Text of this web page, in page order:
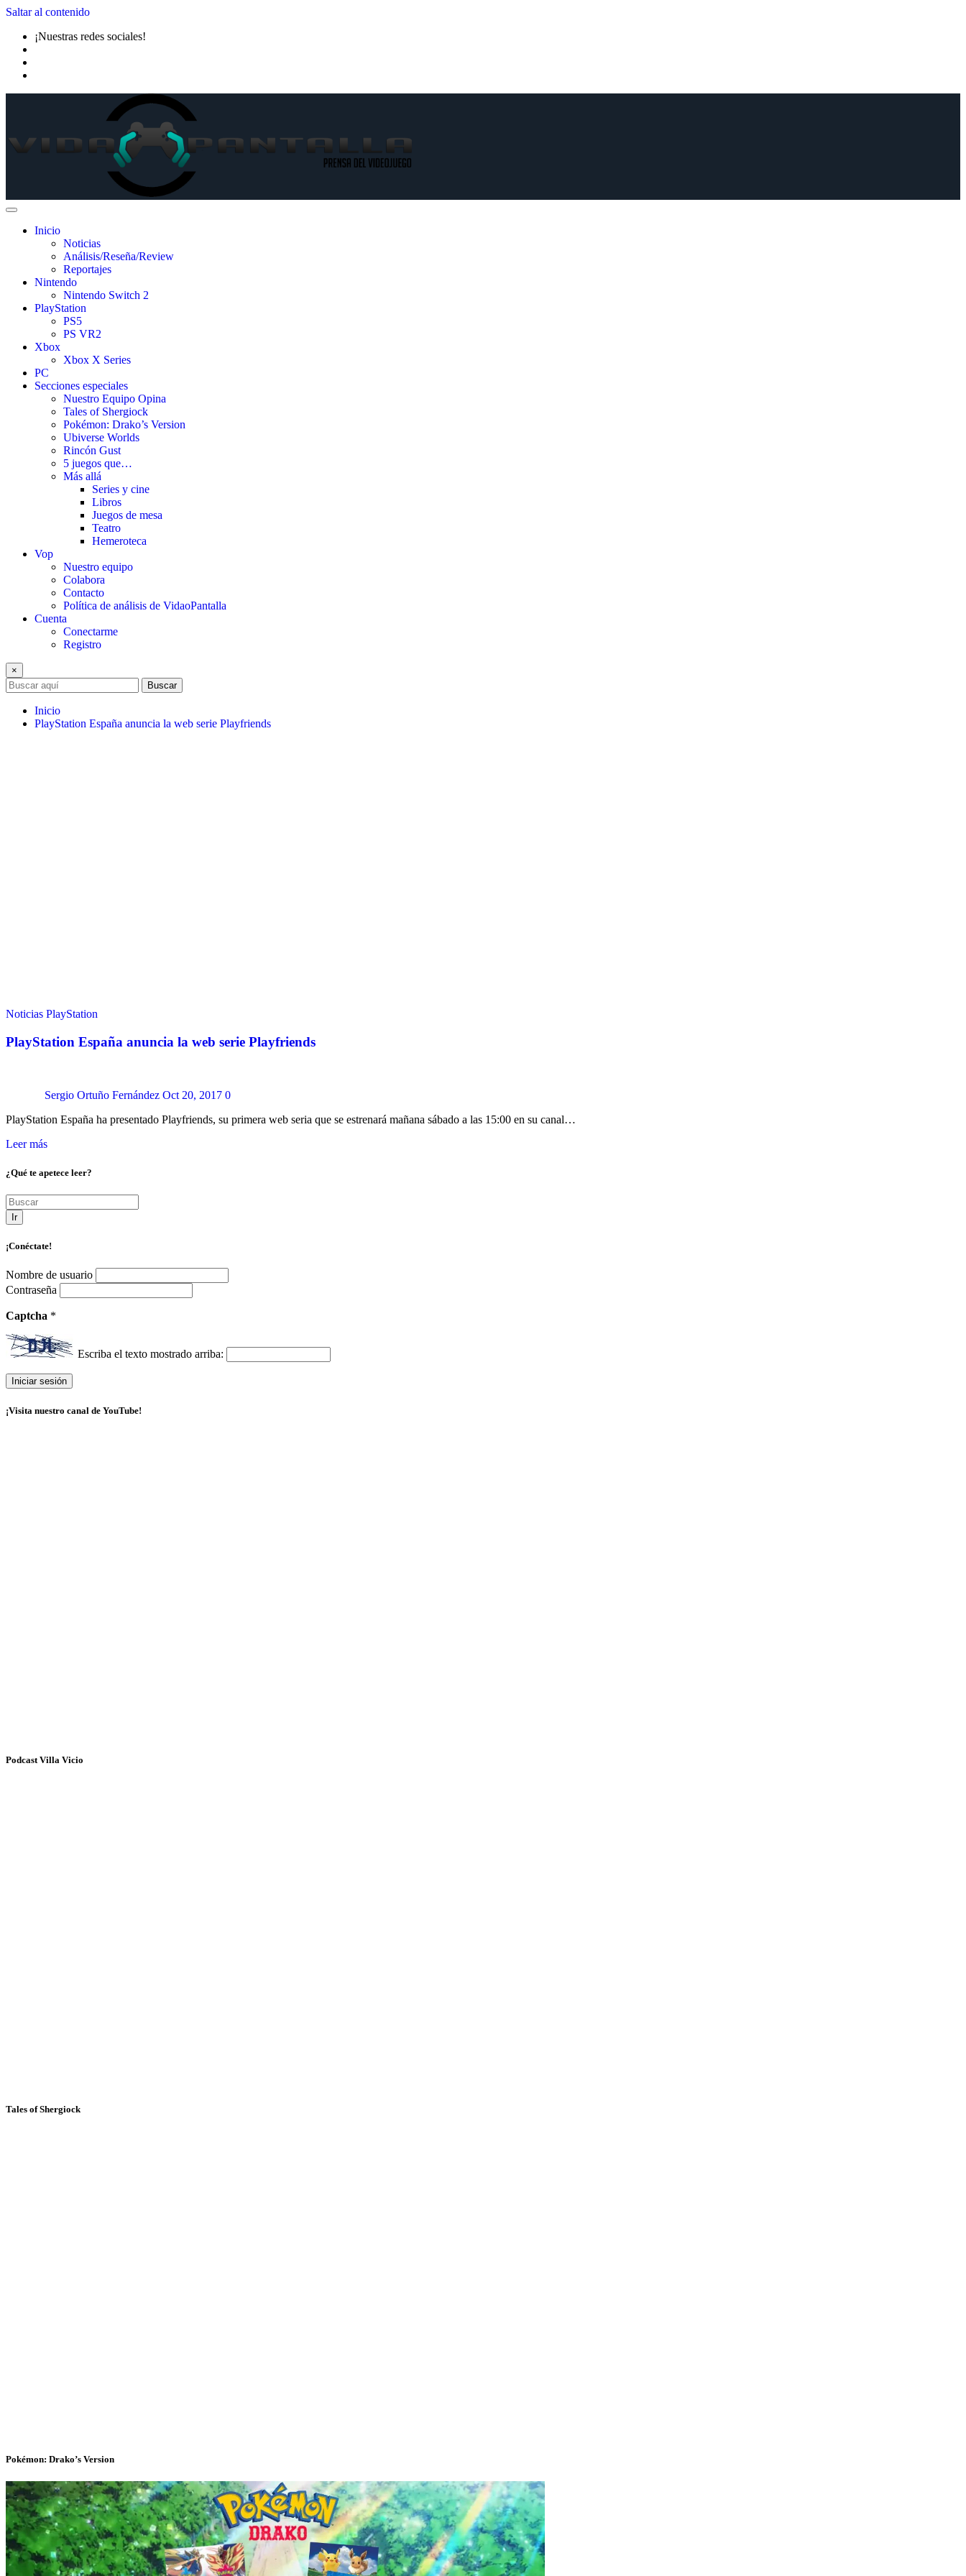
Saltar al contenido
¡Nuestras redes sociales!
Inicio
Noticias
Análisis/Reseña/Review
Reportajes
Nintendo
Nintendo Switch 2
PlayStation
PS5
PS VR2
Xbox
Xbox X Series
PC
Secciones especiales
Nuestro Equipo Opina
Tales of Shergiock
Pokémon: Drako’s Version
Ubiverse Worlds
Rincón Gust
5 juegos que…
Más allá
Series y cine
Libros
Juegos de mesa
Teatro
Hemeroteca
Vop
Nuestro equipo
Colabora
Contacto
Política de análisis de VidaoPantalla
Cuenta
Conectarme
Registro
×
Buscar
Inicio
PlayStation España anuncia la web serie Playfriends
Noticias PlayStation
PlayStation España anuncia la web serie Playfriends
Sergio Ortuño Fernández Oct 20, 2017 0
PlayStation España ha presentado Playfriends, su primera web seria que se estrenará mañana sábado a las 15:00 en su canal…
Leer más
¿Qué te apetece leer?
Ir
¡Conéctate!
Nombre de usuario
Contraseña
Captcha *
Escriba el texto mostrado arriba:
¡Visita nuestro canal de YouTube!
Podcast Villa Vicio
Tales of Shergiock
Pokémon: Drako’s Version